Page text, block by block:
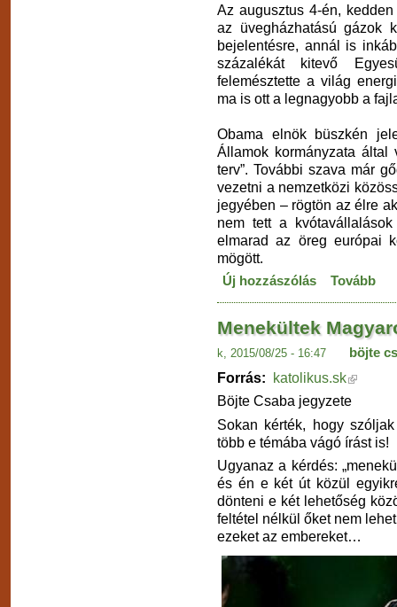
Az augusztus 4-én,
az üvegházhatású gázok
bejelentésre, annál is
százalékát kitevő
felemésztette a világ
ma is ott a legnagyobb a
Obama elnök büszkén
Államok kormányzata által
terv”. További szava már
vezetni a nemzetközi
jegyében – rögtön az élre
nem tett a
elmarad az öreg európai
mögött.
Új hozzászólás Tovább
Menekültek
k, 2015/08/25 - 16:47 böjte
Forrás: katolikus.sk
Böjte Csaba jegyzete
Sokan kérték, hogy
több e témába vágó írást is!
Ugyanaz a kérdés:
és én e két út közül
dönteni e két lehetőség
feltétel nélkül őket nem
ezeket az embereket…